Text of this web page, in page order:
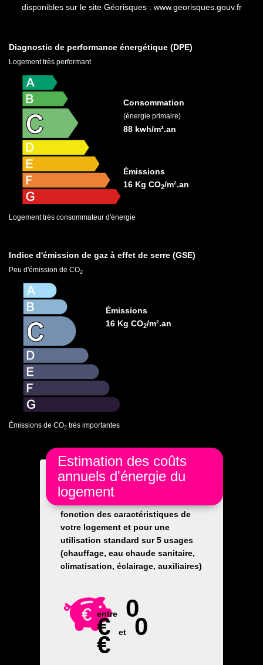
disponibles sur le site Géorisques : www.georisques.gouv.fr
Diagnostic de performance énergétique (DPE)
Logement très performant
Logement très consommateur d'énergie
Consommation
(énergie primaire)
88 kwh/m².an
Émissions
16 Kg CO2/m².an
Indice d'émission de gaz à effet de serre (GSE)
Peu d'émission de CO2
Émissions de CO2 très importantes
Émissions
16 Kg CO2/m².an
Estimation des coûts
annuels d'énergie du
logement
Les coûts sont estimés en
fonction des caractéristiques de
votre logement et pour une
utilisation standard sur 5 usages
(chauffage, eau chaude sanitaire,
climatisation, éclairage, auxiliaires)
entre 0
€ et 0
€